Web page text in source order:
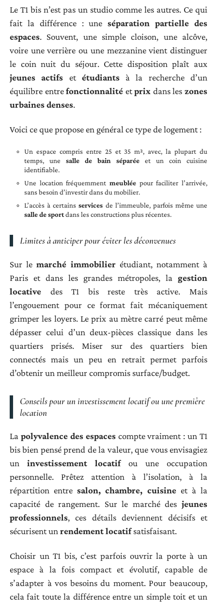
Le T1 bis n’est pas un studio comme les autres. Ce qui
fait la différence : uneséparation partielle des
espaces. Souvent, une simple cloison, une alcôve,
voire une verrière ou une mezzanine vient distinguer
le coin nuit du séjour. Cette disposition plaît aux
jeunes actifs et étudiantsà la recherche d’un
équilibre entrefonctionnalité etprix dans leszones
urbaines denses.
Voici ce que propose en général ce type de logement :
Un espace compris entre 25 et 35 m², avec, la plupart du
temps, une salle de bain séparée et un coin cuisine
identifiable.
Une location fréquemment meublée pour faciliter l’arrivée,
sans besoin d’investir dans du mobilier.
L’accès à certainsservices de l’immeuble, parfois même une
salle de sportdans les constructions plus récentes.
Limites à anticiper pour éviter les déconvenues
Sur lemarché immobilierétudiant, notamment à
Paris et dans les grandes métropoles, la gestion
locative des T1 bis reste très active. Mais
l’engouement pour ce format fait mécaniquement
grimper les loyers. Le prix au mètre carré peut même
dépasser celui d’un deux-pièces classique dans les
quartiers prisés. Miser sur des quartiers bien
connectés mais un peu en retrait permet parfois
d’obtenir un meilleur compromis surface/budget.
Conseils pour un investissement locatif ou une première
location
La polyvalence des espacescompte vraiment : un T1
bis bien pensé prend de la valeur, que vous envisagiez
un investissement locatifou une occupation
personnelle. Prêtez attention à l’isolation, à la
répartition entresalon, chambre, cuisineet à la
capacité de rangement. Sur le marché des jeunes
professionnels, ces détails deviennent décisifs et
sécurisent un rendement locatifsatisfaisant.
Choisir un T1 bis, c’est parfois ouvrir la porte à un
espace à la fois compact et évolutif, capable de
s’adapter à vos besoins du moment. Pour beaucoup,
cela fait toute la différence entre un simple toit et un